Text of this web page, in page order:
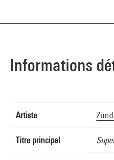
Informations
Artiste
Titre principal